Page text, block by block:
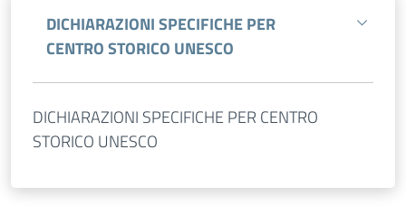
DICHIARAZIONI SPECIFICHE PER
CENTRO STORICO UNESCO
DICHIARAZIONI SPECIFICHE PER CENTRO
STORICO UNESCO